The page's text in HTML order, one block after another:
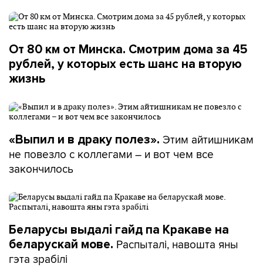
От 80 км от Минска. Смотрим дома за 45
рублей, у которых есть шанс на вторую
жизнь
«Выпил и в драку полез». Этим айтишникам
не повезло с коллегами – и вот чем все
закончилось
Беларусы выдалі гайд па Кракаве на
беларускай мове. Распыталі, навошта яны
гэта зрабілі